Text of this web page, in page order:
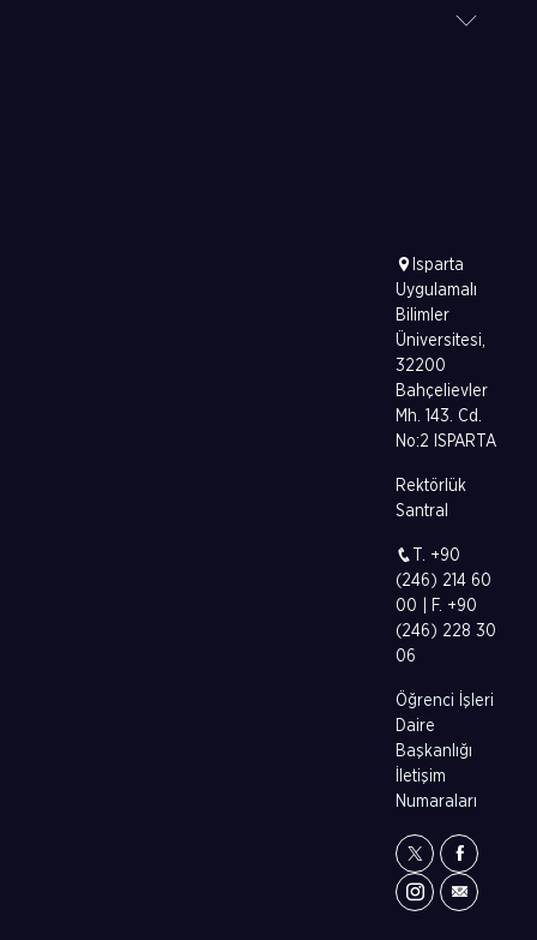
Isparta
Uygulamalı
Bilimler
Üniversitesi,
32200
Bahçelievler
Mh. 143. Cd.
No:2 ISPARTA
Rektörlük
Santral
T. +90
(246) 214 60
00 | F. +90
(246) 228 30
06
Öğrenci İşleri
Daire
Başkanlığı
İletişim
Numaraları